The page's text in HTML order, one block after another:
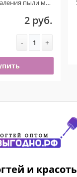
Щетка для удаления пыли маленькая (Прозрачная) УЦЕНКА!!! ( На пластике присутствует ржавчина )
2 руб.
- +
и